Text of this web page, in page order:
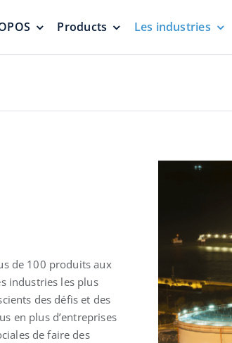
Products
Soupapes de vide de
Soupapes de décharge
d’urgence et trappes de
jauge
Solution fiable
Les industries
de 100 produits aux
industries les plus
des défis et des
en plus d’entreprises
de faire des